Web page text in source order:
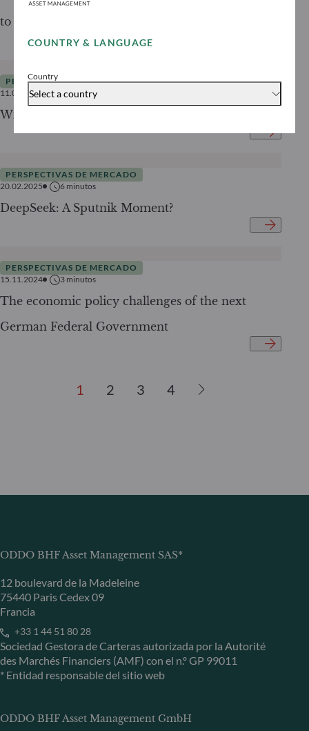
COUNTRY & LANGUAGE
Country
Select a country
to bond markets
PERSPECTIVAS DE MERCADO
11.03.2025
7minutos
Wind of Change
PERSPECTIVAS DE MERCADO
20.02.2025
6 minutos
DeepSeek: A Sputnik Moment?
PERSPECTIVAS DE MERCADO
15.11.2024
3 minutos
The economic policy challenges of the next
German Federal Government
1 2 3 4
ODDO BHF Asset Management SAS*
12 boulevard de la Madeleine
75440 Paris Cedex 09
Francia
+33 1 44 51 80 28
Sociedad Gestora de Carteras autorizada por la Autorité
des Marchés Financiers (AMF) con el n.º GP 99011
* Entidad responsable del sitio web
ODDO BHF Asset Management GmbH